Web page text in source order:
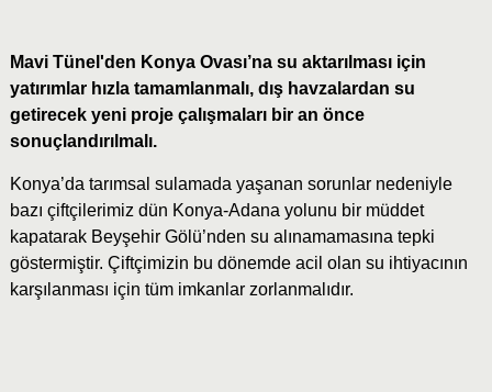
Mavi Tünel'den Konya Ovası’na su aktarılması için
yatırımlar hızla tamamlanmalı, dış havzalardan su
getirecek yeni proje çalışmaları bir an önce
sonuçlandırılmalı.
Konya’da tarımsal sulamada yaşanan sorunlar nedeniyle
bazı çiftçilerimiz dün Konya-Adana yolunu bir müddet
kapatarak Beyşehir Gölü’nden su alınamamasına tepki
göstermiştir. Çiftçimizin bu dönemde acil olan su ihtiyacının
karşılanması için tüm imkanlar zorlanmalıdır.